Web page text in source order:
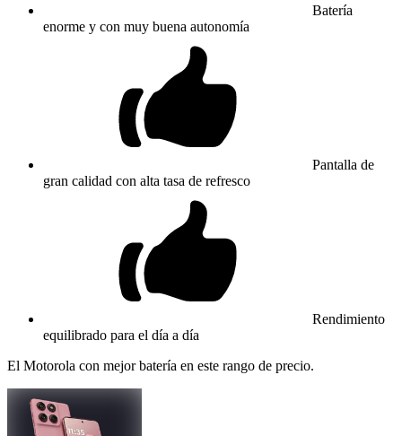
Batería
enorme y con muy buena autonomía
Pantalla de
gran calidad con alta tasa de refresco
Rendimiento
equilibrado para el día a día
El Motorola con mejor batería en este rango de precio.